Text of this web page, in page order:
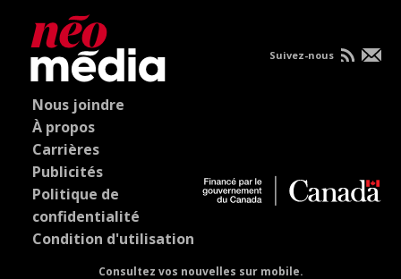
Nous joindre
À propos
Carrières
Publicités
Politique de
confidentialité
Condition d'utilisation
Consultez vos nouvelles sur mobile.
Suivez-nous